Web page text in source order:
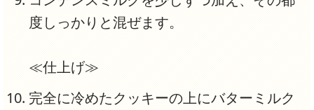
度しっかりと混ぜます。
≪仕上げ≫
完全に冷めたクッキーの上にバターミルク